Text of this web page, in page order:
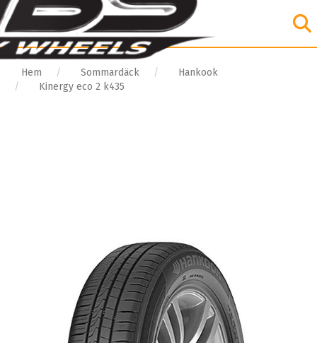
Hem Sommardäck
Hankook
Kinergy eco 2 k435